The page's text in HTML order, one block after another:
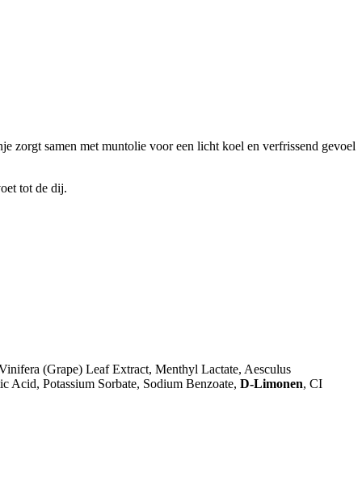
zorgt samen met muntolie voor een licht koel en verfrissend gevoel
tot de dij.
(Grape) Leaf Extract, Menthyl Lactate, Aesculus
Potassium Sorbate, Sodium Benzoate, D-Limonen, CI